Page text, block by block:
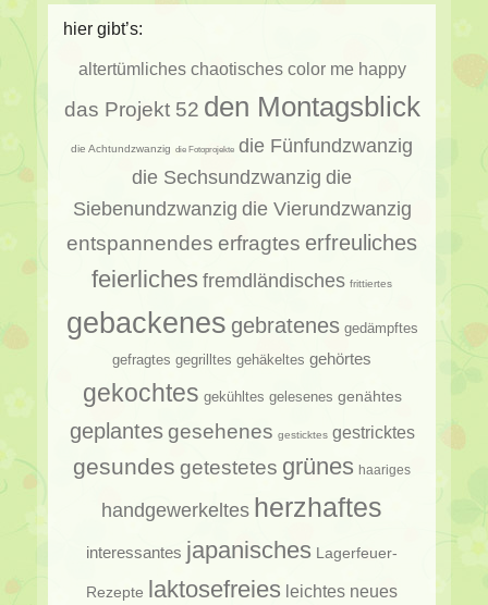
hier gibt’s:
altertümliches chaotisches color me happy
das Projekt 52 den Montagsblick
die Achtundzwanzig die Fotoprojekte die Fünfundzwanzig
die Sechsundzwanzig die
Siebenundzwanzig die Vierundzwanzig
entspannendes erfragtes erfreuliches
feierliches fremdländisches frittiertes
gebackenes gebratenes gedämpftes
gefragtes gegrilltes gehäkeltes gehörtes
gekochtes gekühltes gelesenes genähtes
geplantesgesehenes gesticktes gestricktes
gesundes getestetes grünes haariges
handgewerkeltes herzhaftes
interessantes japanisches Lagerfeuer-
Rezepte laktosefreies leichtes neues